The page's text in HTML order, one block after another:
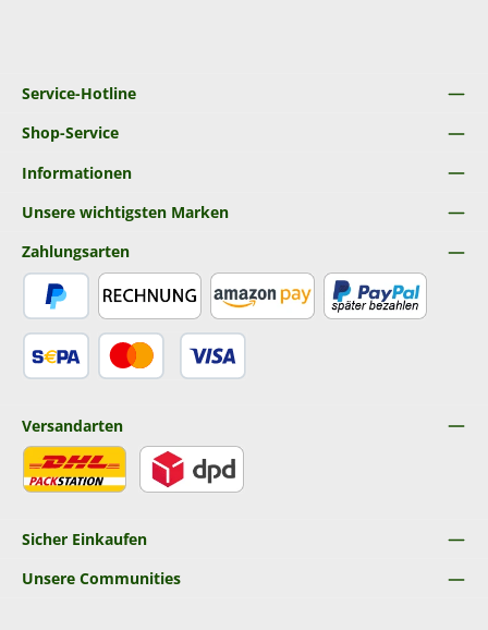
Service-Hotline
Shop-Service
Informationen
Unsere wichtigsten Marken
Sicher Einkaufen
Unsere Communities
Zahlungsarten
Versandarten